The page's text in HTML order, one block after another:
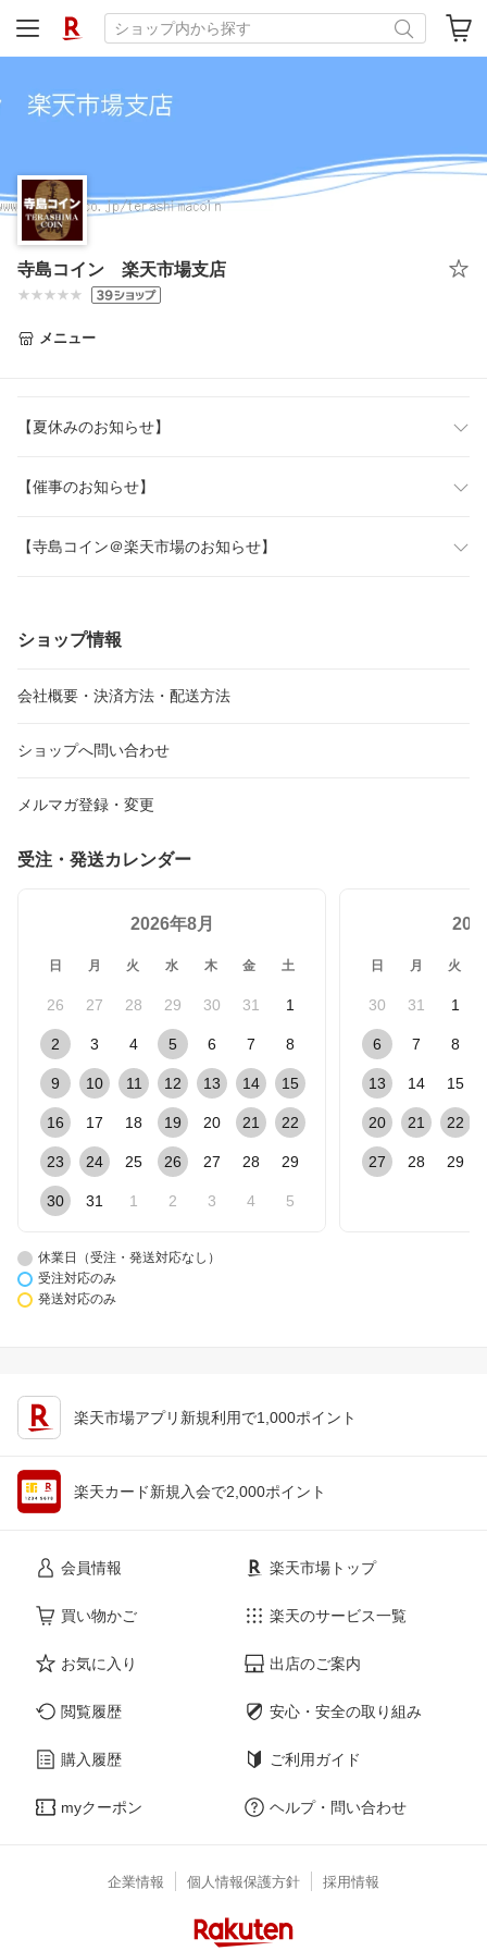
寺島コイン 楽天市場支店
メニュー
【夏休みのお知らせ】
【催事のお知らせ】
【寺島コイン＠楽天市場のお知らせ】
ショップ情報
会社概要・決済方法・配送方法
ショップへ問い合わせ
メルマガ登録・変更
受注・発送カレンダー
2026年8月
日 月 火 水 木 金 土
26 27 28 29 30 31 1
2 3 4 5 6 7 8
9 10 11 12 13 14 15
16 17 18 19 20 21 22
23 24 25 26 27 28 29
30 31 1 2 3 4 5
日 月 火
30 31 1
6 7 8
13 14 15
20 21 22
27 28 29
休業日（受注・発送対応なし）
受注対応のみ
発送対応のみ
楽天市場アプリ新規利用で1,000ポイント
楽天カード新規入会で2,000ポイント
会員情報
買い物かご
お気に入り
閲覧履歴
購入履歴
myクーポン
楽天市場トップ
楽天のサービス一覧
出店のご案内
安心・安全の取り組み
ご利用ガイド
ヘルプ・問い合わせ
企業情報 個人情報保護方針 採用情報